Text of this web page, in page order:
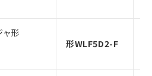
ャ形
形WLF5D2-F